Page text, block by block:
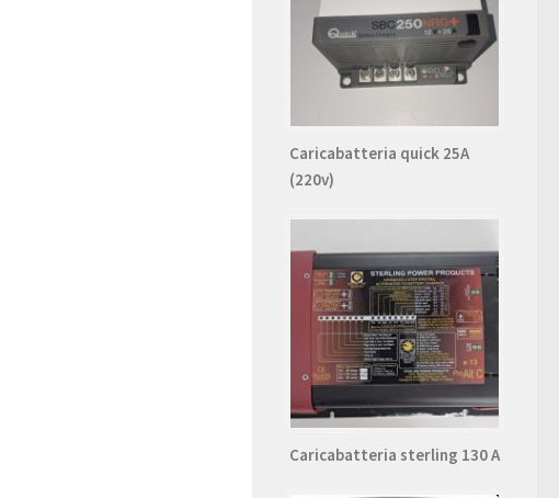
Caricabatteria quick 25A
(220v)
Caricabatteria sterling 130 A